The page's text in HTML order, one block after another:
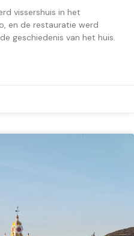
vissershuis in het
en de restauratie werd
geschiedenis van het huis.